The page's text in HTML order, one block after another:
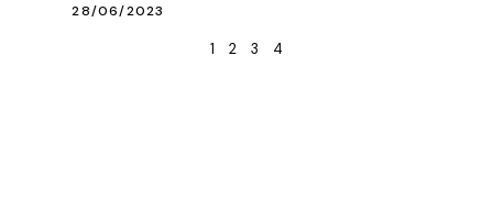
28/06/2023
1 2 3 4